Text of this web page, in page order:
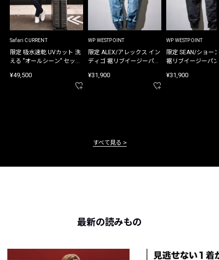
Safari CURRENT
限定 吸水速乾 UVカット 洗
える "オールシーン" セット
¥49,500
WP WESTPOINT
限定 ALEX/アレックス イン
ディゴ 裾リブイージーパン
¥31,900
WP WESTPOINT
限定 SEAN/ショー
裾リブイージーパ
¥31,900
すべて見る
最新の読みもの